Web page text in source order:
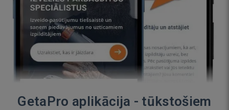
GetaPro aplikācija - tūkstošiem